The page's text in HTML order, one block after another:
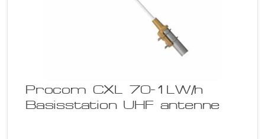
Procom CXL 70-1LW/h
Basisstation UHF antenne